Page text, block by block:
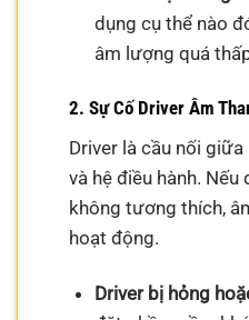
dụng cụ thể nào
âm lượng quá
2. Sự Cố Driver Âm
Driver là cầu nối
và hệ điều hành. Nếu
không tương thích,
hoạt động.
Driver bị hỏng